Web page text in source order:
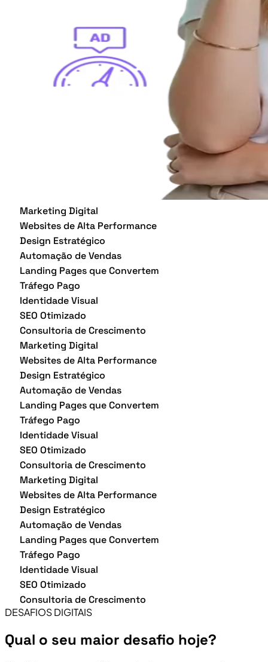
Marketing Digital
Websites de Alta Performance
Design Estratégico
Automação de Vendas
Landing Pages que Convertem
Tráfego Pago
Identidade Visual
SEO Otimizado
Consultoria de Crescimento
Marketing Digital
Websites de Alta Performance
Design Estratégico
Automação de Vendas
Landing Pages que Convertem
Tráfego Pago
Identidade Visual
SEO Otimizado
Consultoria de Crescimento
Marketing Digital
Websites de Alta Performance
Design Estratégico
Automação de Vendas
Landing Pages que Convertem
Tráfego Pago
Identidade Visual
SEO Otimizado
Consultoria de Crescimento
DESAFIOS DIGITAIS
Qual o seu maior desafio hoje?